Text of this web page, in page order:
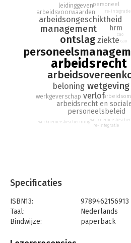
genomen moeten worden rondom
immers gestoeld op het arbeidsrecht.
arbeidsrecht
ontslag
wetgeving
management
arbeidsongeschiktheid
ziekte
verlof
beloning
arbeidsrecht en
personeelsbeleid
hrm
werkgeverschap
arbeidsvoorwaarden
leidinggevenpersoneel
cao
re-integratie
cao
re-integratie
werknemersbescherming
Specificaties
ISBN13:
9789462156913
Taal:
Nederlands
Bindwijze:
paperback